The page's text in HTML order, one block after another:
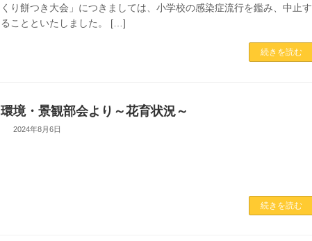
くり餅つき大会」につきましては、小学校の感染症流行を鑑み、中止す
ることといたしました。 […]
続きを読む
環境・景観部会より～花育状況～
2024年8月6日
続きを読む